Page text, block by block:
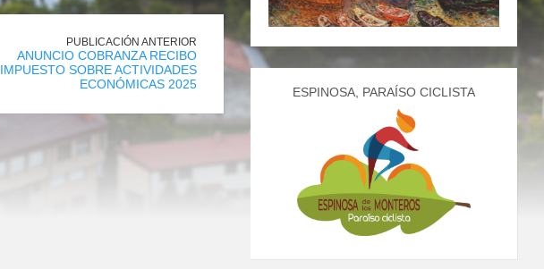
PUBLICACIÓN ANTERIOR
ANUNCIO COBRANZA RECIBO
IMPUESTO SOBRE ACTIVIDADES
ECONÓMICAS 2025
ESPINOSA, PARAÍSO CICLISTA